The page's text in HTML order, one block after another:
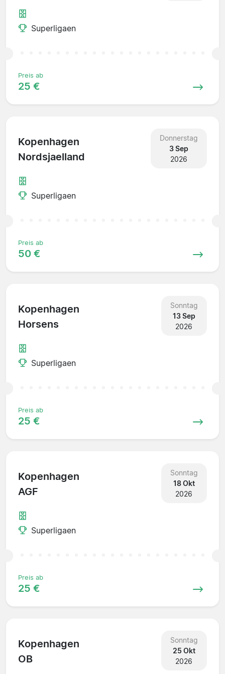
Superligaen
Preis ab
25 €
Kopenhagen
Nordsjaelland
Donnerstag
3 Sep
2026
Superligaen
Preis ab
50 €
Kopenhagen
Horsens
Sonntag
13 Sep
2026
Superligaen
Preis ab
25 €
Kopenhagen
AGF
Sonntag
18 Okt
2026
Superligaen
Preis ab
25 €
Kopenhagen
OB
Sonntag
25 Okt
2026